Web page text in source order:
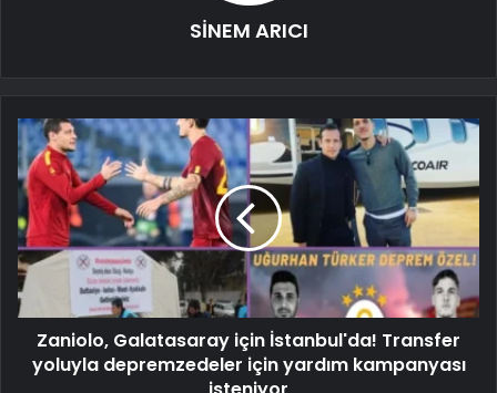
SİNEM ARICI
Zaniolo, Galatasaray için İstanbul'da! Transfer
yoluyla depremzedeler için yardım kampanyası